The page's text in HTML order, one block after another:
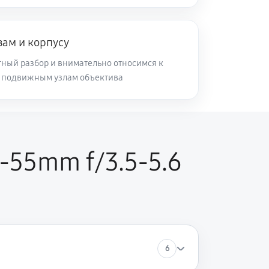
и корпусу
разбор и внимательно относимся к
подвижным узлам объектива
55mm f/3.5-5.6
6